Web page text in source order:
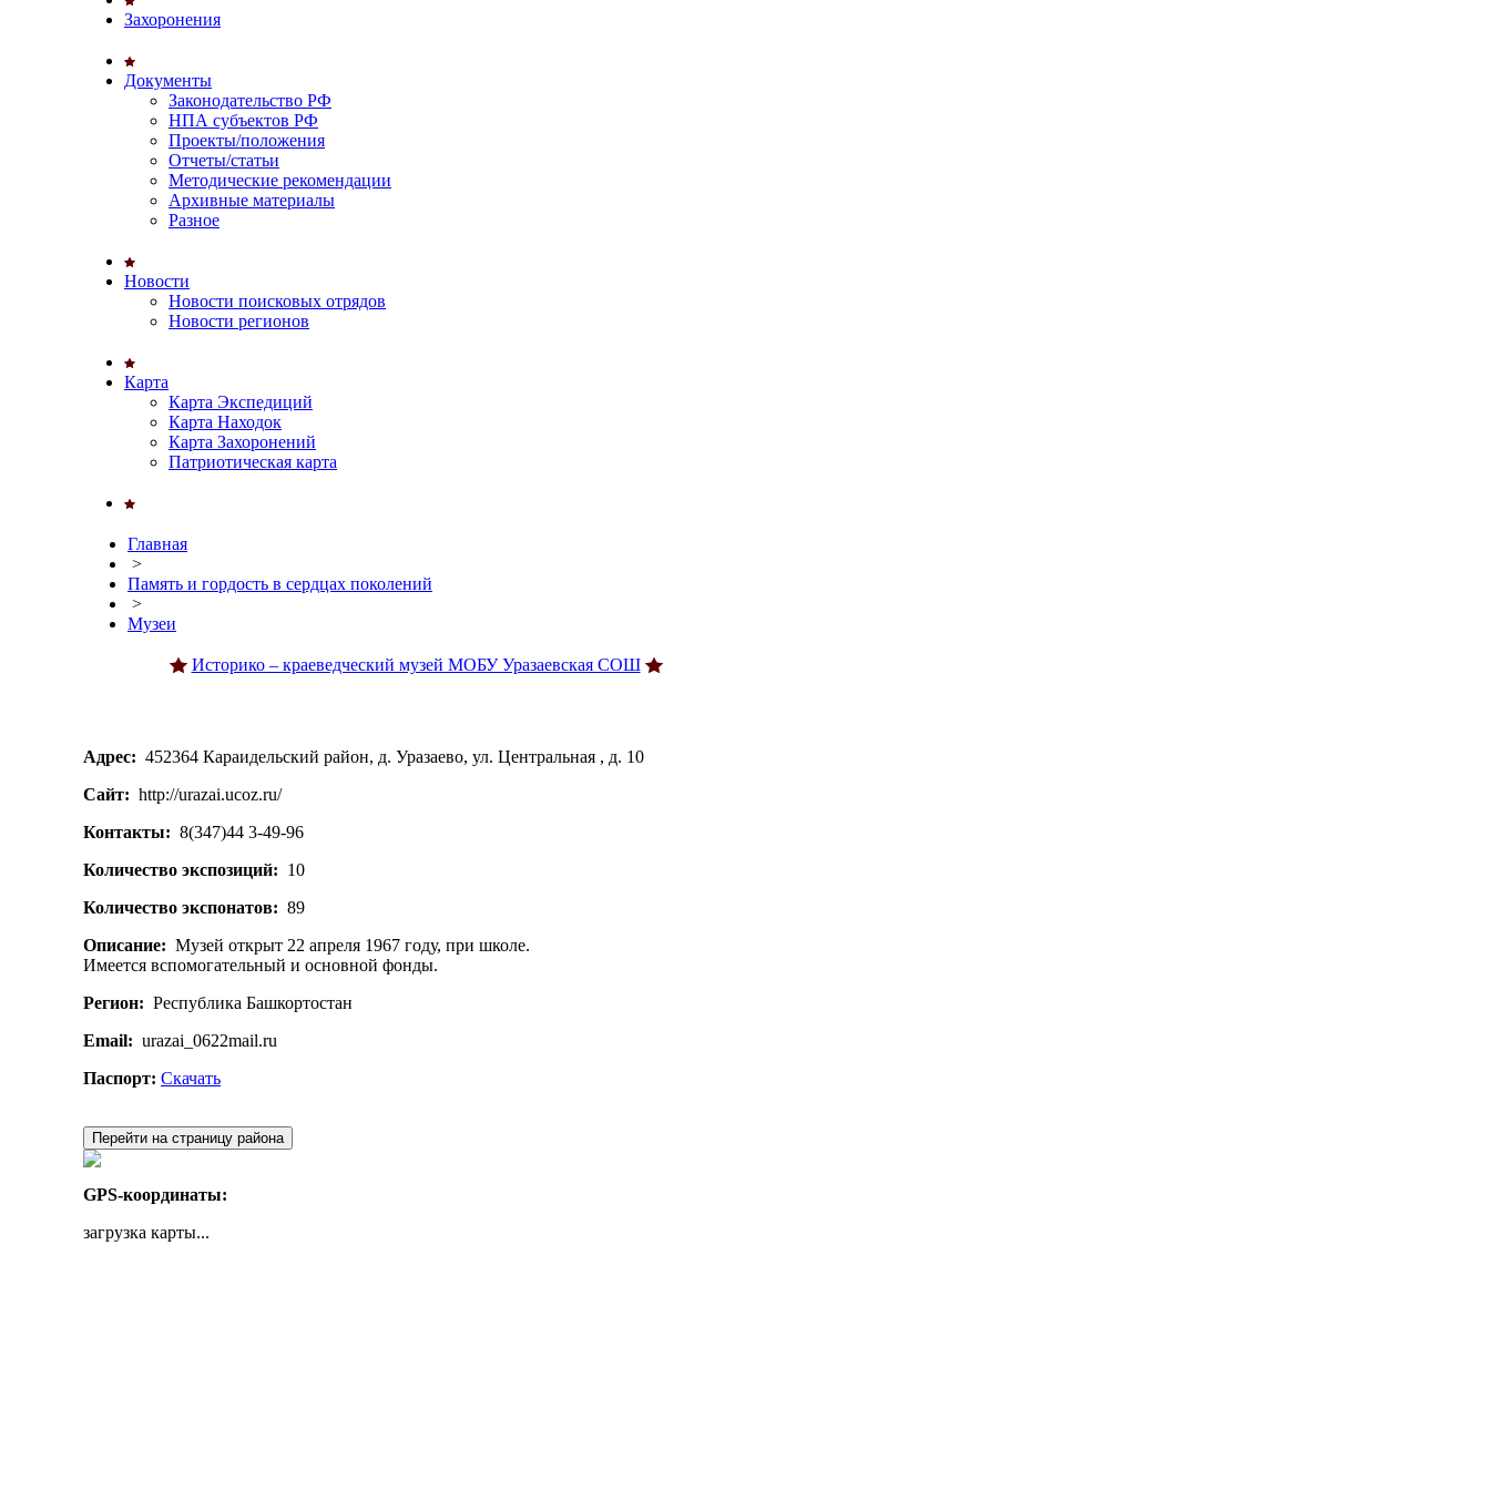
Захоронения
Документы
Законодательство РФ
НПА субъектов РФ
Проекты/положения
Отчеты/статьи
Методические рекомендации
Архивные материалы
Разное
Новости
Новости поисковых отрядов
Новости регионов
Карта
Карта Экспедиций
Карта Находок
Карта Захоронений
Патриотическая карта
Главная
>
Память и гордость в сердцах поколений
>
Музеи
Историко – краеведческий музей МОБУ Уразаевская СОШ
Адрес: 452364 Караидельский район, д. Уразаево, ул. Центральная , д. 10
Сайт: http://urazai.ucoz.ru/
Контакты: 8(347)44 3-49-96
Количество экспозиций: 10
Количество экспонатов: 89
Описание: Музей открыт 22 апреля 1967 году, при школе.
Имеется вспомогательный и основной фонды.
Регион: Республика Башкортостан
Email: urazai_0622mail.ru
Паспорт: Скачать
Перейти на страницу района
GPS-координаты:
загрузка карты...